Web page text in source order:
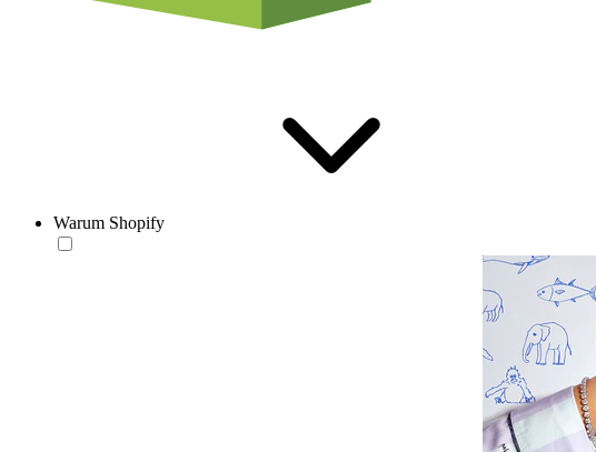
Warum Shopify